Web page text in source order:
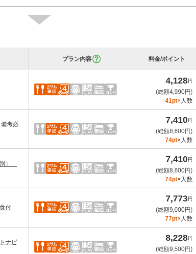
プラン内容 料金/ポイント
4,128円
(総額4,990円)
41pt×人数
考必
7,410円
(総額8,600円)
74pt×人数
別）
7,410円
(総額8,600円)
74pt×人数
付
7,773円
(総額9,000円)
77pt×人数
ナビ
8,228円
(総額9,500円)